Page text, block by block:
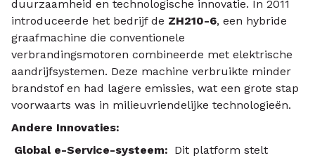
duurzaamheid en technologische innovatie. In 2011
introduceerde het bedrijf de ZH210-6, een hybride
graafmachine die conventionele
verbrandingsmotoren combineerde met elektrische
aandrijfsystemen. Deze machine verbruikte minder
brandstof en had lagere emissies, wat een grote stap
voorwaarts was in milieuvriendelijke technologieën.
Andere Innovaties:
Global e-Service-systeem: Dit platform stelt